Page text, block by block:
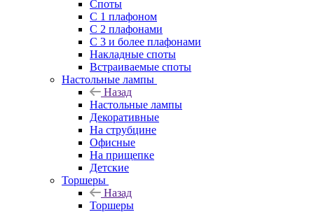
Споты
С 1 плафоном
С 2 плафонами
С 3 и более плафонами
Накладные споты
Встраиваемые споты
Настольные лампы
Назад
Настольные лампы
Декоративные
На струбцине
Офисные
На прищепке
Детские
Торшеры
Назад
Торшеры